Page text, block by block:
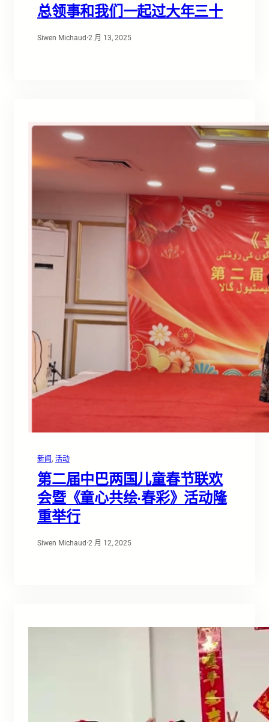
总领事和我们一起过大年三十
Siwen Michaud ·2 月 13, 2025
新闻, 活动
第二届中巴两国儿童春节联欢
会暨《童心共绘·春彩》活动隆
重举行
Siwen Michaud ·2 月 12, 2025